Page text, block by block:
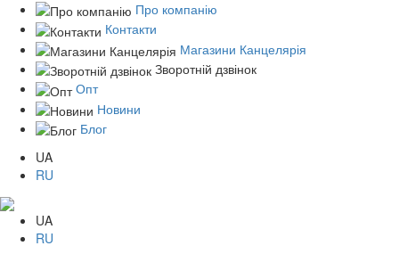
Про компанію
Контакти
Магазини Канцелярія
Зворотній дзвінок
Опт
Новини
Блог
UA
RU
UA
RU